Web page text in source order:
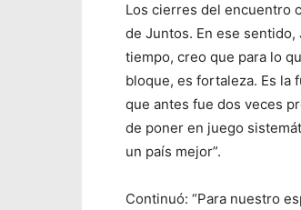
Los cierres del encuentro
de Juntos. En ese
tiempo, creo que para lo
bloque, es fortaleza. Es la
que antes fue dos veces
de poner en juego
un país mejor”.
Continuó: “Para nuestro